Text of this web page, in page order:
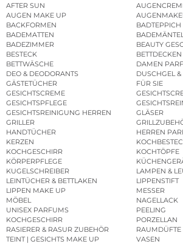
AFTER SUN
AUGEN MAKE UP
BACKFORMEN
BADTEPPICH
BADEMATTEN
BADEMÄNTEL
BADEZIMMER
BEAUTY
BESTECK
BETTDECKEN
BETTWÄSCHE
DAMEN
DEO & DEODORANTS
DUSCHGEL
GÄSTETÜCHER
FÜR SIE
GESICHTSCREME
GESICHTSPFLEGE
GESICHTSREINIGUNG HERREN
GLÄSER
GRILLER
HANDTÜCHER
HERREN
KERZEN
KOCHGESCHIRR
KOCHTÖPFE
KÖRPERPFLEGE
KUGELSCHREIBER
LAMPEN &
LEINTÜCHER & BETTLAKEN
LIPPENSTIFT
LIPPEN MAKE UP
MESSER
MÖBEL
NAGELLACK
UNISEX PARFUMS
PEELING
KOCHGESCHIRR
PORZELLAN
RASIERER & RASUR ZUBEHÖR
RAUMDÜFTE
TEINT | GESICHTS MAKE UP
VASEN